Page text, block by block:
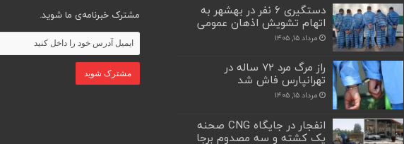
دستگیری ۶ نفر در بهشهر به
اتهام تشویش اذهان عمومی
مرداد ۱۵, ۱۴۰۵
راز مرگ مرد ۷۲ ساله در
تهرانپارس فاش شد
مرداد ۱۵, ۱۴۰۵
انفجار در جایگاه CNG صحنه
یک کشته و سه مصدوم برجا
مشترک خبرنامه‌ی ما شوید.